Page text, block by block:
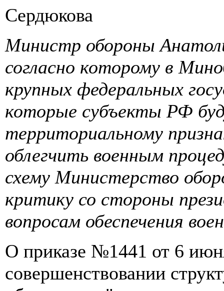
Министр обороны
согласно которому в
крупных федеральных
которые субъекты РФ
территориальному
облегчить военным
схему Министерство
критику со стороны
вопросам обеспечения
О приказе №1441 от 6
совершенствовании